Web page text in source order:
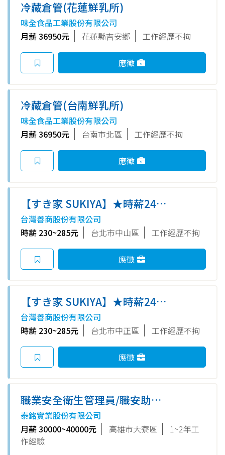
冷藏倉管(花蓮鮮乳所)
味全食品工業股份有限公司
月薪 36950元
花蓮縣吉安鄉 工作經歷不拘
應徵
冷藏倉管(台南鮮乳所)
味全食品工業股份有限公司
月薪 36950元
台南市北區 工作經歷不拘
應徵
【すき家 SUKIYA】★時薪240
元起(含全勤)★大直北安店
台灣善商股份有限公司
時薪 230~285元
台北市中山區 工作經歷不拘
應徵
【すき家 SUKIYA】★時薪240
元起(含全勤)★林森南路店
台灣善商股份有限公司
時薪 230~285元
台北市中正區 工作經歷不拘
應徵
職業安全衛生管理員/職安助理
(無經驗可，相關科系畢業尤佳)
泰銘實業股份有限公司
月薪 30000~40000元
高雄市大寮區
1~2年工
作經驗